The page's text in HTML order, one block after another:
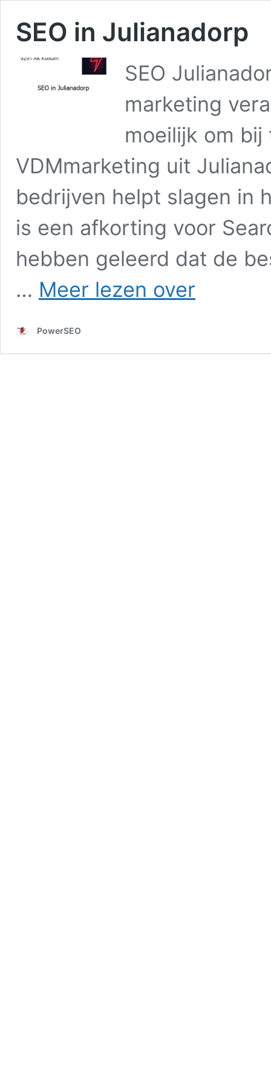
SEO in Julianadorp
SEO
marketing
moeilijk om bij
VDMmarketing uit
bedrijven helpt slagen in
is een afkorting voor
hebben geleerd dat de
… Meer lezen over
PowerSEO